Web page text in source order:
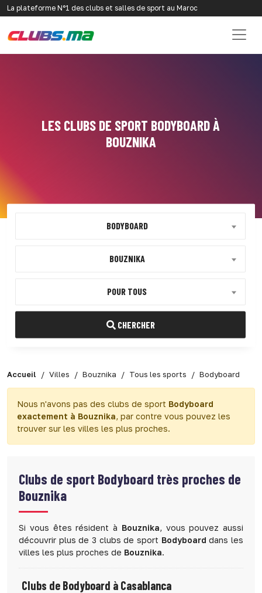
La plateforme N°1 des clubs et salles de sport au Maroc
LES CLUBS DE SPORT BODYBOARD À
BOUZNIKA
BODYBOARD
BOUZNIKA
POUR TOUS
CHERCHER
Accueil Villes Bouznika Tous les sports Bodyboard
Nous n'avons pas des clubs de sport Bodyboard
exactement à Bouznika, par contre vous pouvez les
trouver sur les villes les plus proches.
Clubs de sport Bodyboard très proches de
Bouznika
Si vous êtes résident à Bouznika, vous pouvez aussi
découvrir plus de 3 clubs de sport Bodyboard dans les
villes les plus proches de Bouznika.
Clubs de Bodyboard à Casablanca